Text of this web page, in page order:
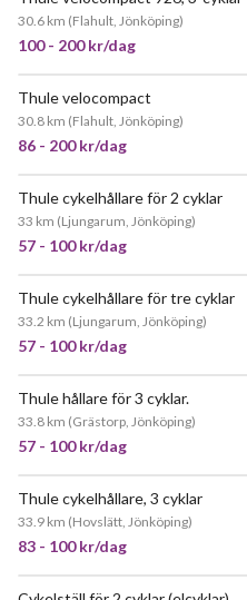
30.6 km (Flahult, Jönköping)
100 - 200 kr/dag
Thule velocompact
30.8 km (Flahult, Jönköping)
86 - 200 kr/dag
Thule cykelhållare för 2 cyklar
33 km (Ljungarum, Jönköping)
57 - 100 kr/dag
Thule cykelhållare för tre cyklar
33.2 km (Ljungarum, Jönköping)
57 - 100 kr/dag
Thule hållare för 3 cyklar.
33.8 km (Grästorp, Jönköping)
57 - 100 kr/dag
Thule cykelhållare, 3 cyklar
33.9 km (Hovslätt, Jönköping)
83 - 100 kr/dag